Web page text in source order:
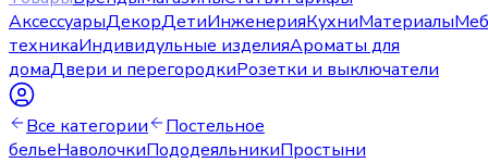
АксессуарыДекорДетиИнженерияКухниМатериалы
техникаИндивидульные изделияАроматы для
домаДвери и перегородкиРозетки и выключатели
Все категории
Постельное
бельеНаволочкиПододеяльникиПростыни